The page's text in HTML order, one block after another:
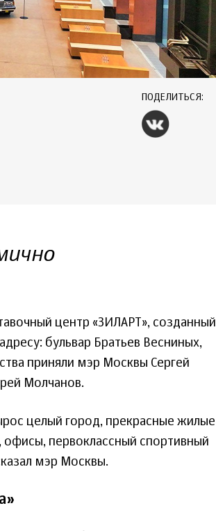
ПОДЕЛИТЬСЯ:
центр «ЗИЛАРТ», созданный
бульвар Братьев Весниных,
приняли мэр Москвы Сергей
Молчанов.
целый город, прекрасные жилые
офисы, первоклассный спортивный
мэр Москвы.